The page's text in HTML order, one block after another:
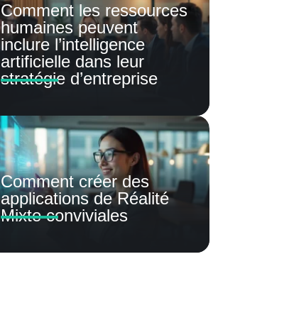
Comment les ressources
humaines peuvent
inclure l’intelligence
artificielle dans leur
stratégie d’entreprise
Comment créer des
applications de Réalité
Mixte conviviales